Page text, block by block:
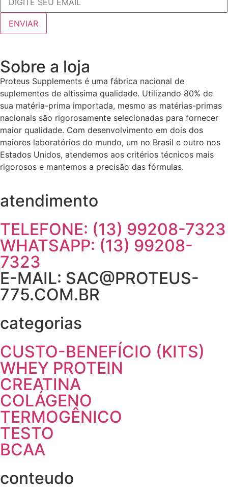
Sobre a loja
Proteus Supplements é uma fábrica nacional de
suplementos de altissima qualidade. Utilizando 80% de
sua matéria-prima importada, mesmo as matérias-primas
nacionais são rigorosamente selecionadas para fornecer
maior qualidade. Com desenvolvimento em dois dos
maiores laboratórios do mundo, um no Brasil e outro nos
Estados Unidos, atendemos aos critérios técnicos mais
rigorosos e mantemos a precisão das fórmulas.
atendimento
TELEFONE: (13) 99208-7323
WHATSAPP: (13) 99208-
7323
E-MAIL: SAC@PROTEUS-
775.COM.BR
categorias
CUSTO-BENEFÍCIO (KITS)
WHEY PROTEIN
CREATINA
COLÁGENO
TERMOGÊNICO
TESTO
BCAA
conteudo